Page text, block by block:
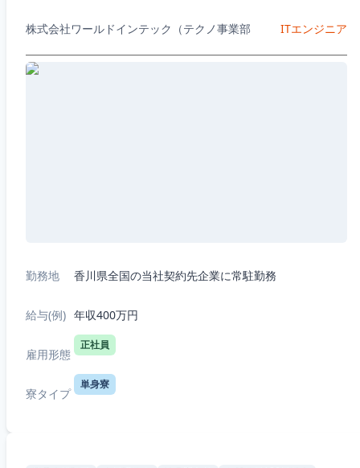
株式会社ワールドインテック（テクノ事業部 ITエンジニア
勤務地 香川県全国の当社契約先企業に常駐勤務
給与(例) 年収400万円
雇用形態
正社員
寮タイプ
単身寮